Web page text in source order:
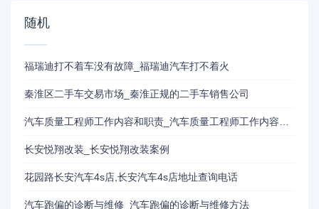
随机
福瑞迪打不着车没有故障_福瑞迪汽车打不着火
秦淮区二手车交易市场_秦淮正规的二手车销售公司
汽车质量工程师工作内容和职责_汽车质量工程师工作内容和职责是
长安悦翔改装_长安悦翔改装案例
花园路长安汽车4s店,长安汽车4s店地址查询电话
汽车跑偏的诊断与维修_汽车跑偏的诊断与维修方法